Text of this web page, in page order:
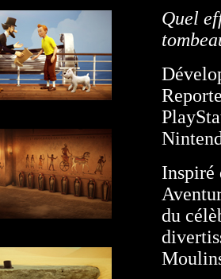
Quel
Inspiré
du